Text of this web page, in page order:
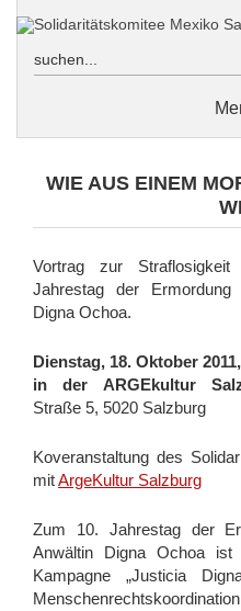
In Erinnerung an Ricardo
En memoria de Ricardo
Solidaridad México Salzburgo
Jorge Mario González
Postkartenaktion für Mario
Jacobo und Gloria
Acapulco / Guerrero
Boletín De Prensa
Boletín Informativo
Gloria Arenas Agís
WIE AUS EINEM
Vortrag zur
Jahrestag der
Digna Ochoa.
Dienstag, 18. Oktober
in der ARGEkultur
Straße 5, 5020 Salzburg
Koveranstaltung des
mitArgeKultur Salzburg
Zum 10. Jahrestag der
Anwältin Digna Ochoa ist
Kampagne „Justicia